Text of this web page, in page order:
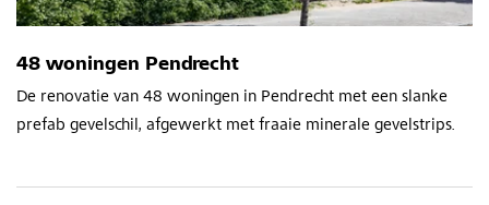
48 woningen Pendrecht
De renovatie van 48 woningen in Pendrecht met een slanke
prefab gevelschil, afgewerkt met fraaie minerale gevelstrips.